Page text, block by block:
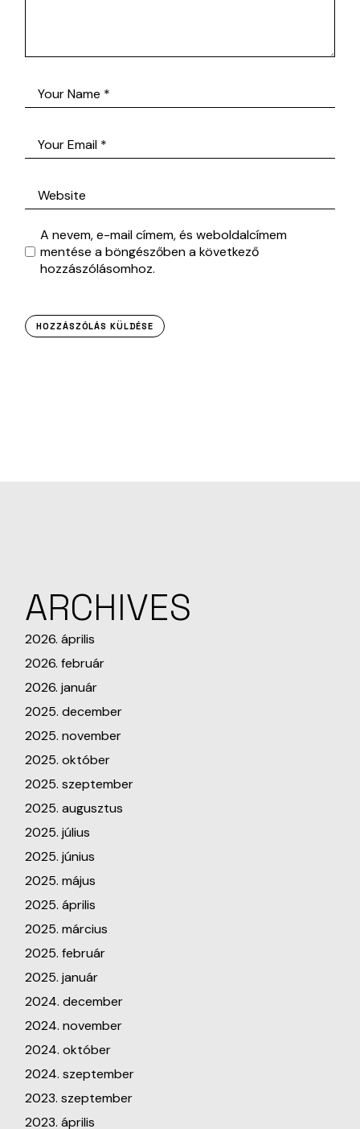
A nevem, e-mail címem, és weboldalcímem
mentése a böngészőben a következő
hozzászólásomhoz.
HOZZÁSZÓLÁS KÜLDÉSE
ARCHIVES
2026. április
2026. február
2026. január
2025. december
2025. november
2025. október
2025. szeptember
2025. augusztus
2025. július
2025. június
2025. május
2025. április
2025. március
2025. február
2025. január
2024. december
2024. november
2024. október
2024. szeptember
2023. szeptember
2023. április